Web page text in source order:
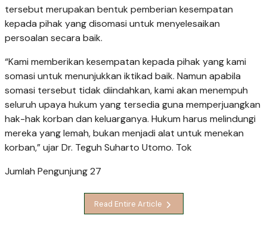
tersebut merupakan bentuk pemberian kesempatan
kepada pihak yang disomasi untuk menyelesaikan
persoalan secara baik.
“Kami memberikan kesempatan kepada pihak yang kami
somasi untuk menunjukkan iktikad baik. Namun apabila
somasi tersebut tidak diindahkan, kami akan menempuh
seluruh upaya hukum yang tersedia guna memperjuangkan
hak-hak korban dan keluarganya. Hukum harus melindungi
mereka yang lemah, bukan menjadi alat untuk menekan
korban,” ujar Dr. Teguh Suharto Utomo. Tok
Jumlah Pengunjung27
Read Entire Article